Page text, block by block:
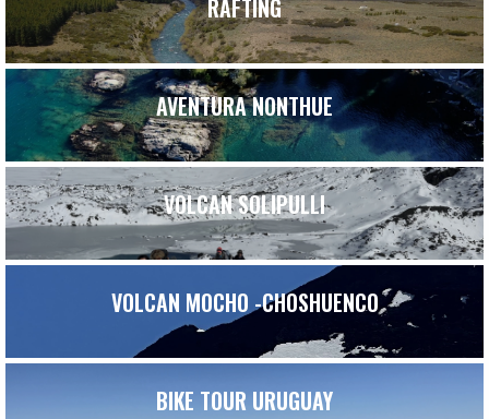
RAFTING
AVENTURA NONTHUE
VOLCAN SOLIPULLI
VOLCAN MOCHO -CHOSHUENCO
BIKE TOUR URUGUAY